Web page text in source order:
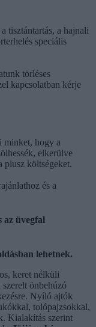
tisztántartás, a hajnali
speciális
törléses
kapcsolatban kérje
minket, hogy a
elkerülve
plusz költségeket.
és a
az üvegfal
lehetnek.
keret nélküli
önbehúzó
Nyíló ajtók
tolópajzsokkal,
Kialakítás szerint